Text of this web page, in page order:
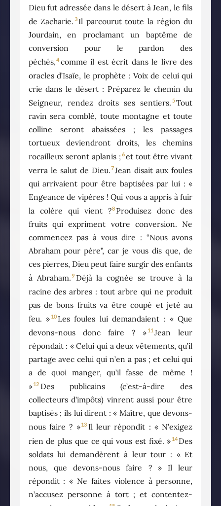
Dieu fut adressée dans le désert à Jean, le fils
de Zacharie. 3 Il parcourut toute la région du
Jourdain, en proclamant un baptême de
conversion pour le pardon des
péchés,4 comme il est écrit dans le livre des
oracles d’Isaïe, le prophète : Voix de celui qui
crie dans le désert : Préparez le chemin du
Seigneur, rendez droits ses sentiers. 5Tout
ravin sera comblé, toute montagne et toute
colline seront abaissées ; les passages
tortueux deviendront droits, les chemins
rocailleux seront aplanis ; 6et tout être vivant
verra le salut de Dieu.7Jean disait aux foules
qui arrivaient pour être baptisées par lui : «
Engeance de vipères ! Qui vous a appris à fuir
la colère qui vient ?8 Produisez donc des
fruits qui expriment votre conversion. Ne
commencez pas à vous dire : “Nous avons
Abraham pour père”, car je vous dis que, de
ces pierres, Dieu peut faire surgir des enfants
à Abraham.9 Déjà la cognée se trouve à la
racine des arbres : tout arbre qui ne produit
pas de bons fruits va être coupé et jeté au
feu. » 10 Les foules lui demandaient : « Que
devons-nous donc faire ? » 11 Jean leur
répondait : « Celui qui a deux vêtements, qu’il
partage avec celui qui n’en a pas ; et celui qui
a de quoi manger, qu’il fasse de même !
»12 Des publicains (c’est-à-dire des
collecteurs d’impôts) vinrent aussi pour être
baptisés ; ils lui dirent : « Maître, que devons-
nous faire ? »13 Il leur répondit : « N’exigez
rien de plus que ce qui vous est fixé. » 14 Des
soldats lui demandèrent à leur tour : « Et
nous, que devons-nous faire ? » Il leur
répondit : « Ne faites violence à personne,
n’accusez personne à tort ; et contentez-